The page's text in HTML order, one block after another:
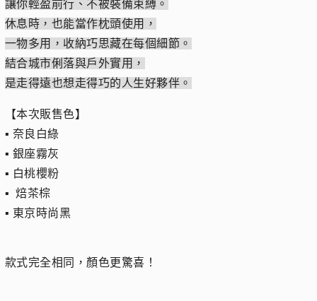
讓你輕盈前行、不被裝備束縛。
休息時，也能當作枕頭使用，
一物多用，收納巧思藏在每個細節。
結合城市俐落與戶外實用，
是走得遠也想走得巧的人生好夥伴。
【本次販售色】
▪︎ 奈良白綠
▪︎ 銀座霧灰
▪︎ 白桃櫻粉
▪︎ 焙茶棕
▪︎ 東京時尚黑
款式完全相同，顏色更驚喜！